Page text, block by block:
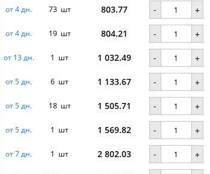
от 4 дн. 73 шт 803.77 - +
от 4 дн. 19 шт 804.21 - +
от 13 дн. 1 шт 1 032.49 - +
от 5 дн. 6 шт 1 133.67 - +
от 5 дн. 18 шт 1 505.71 - +
от 5 дн. 1 шт 1 569.82 - +
от 7 дн. 1 шт 2 802.03 - +